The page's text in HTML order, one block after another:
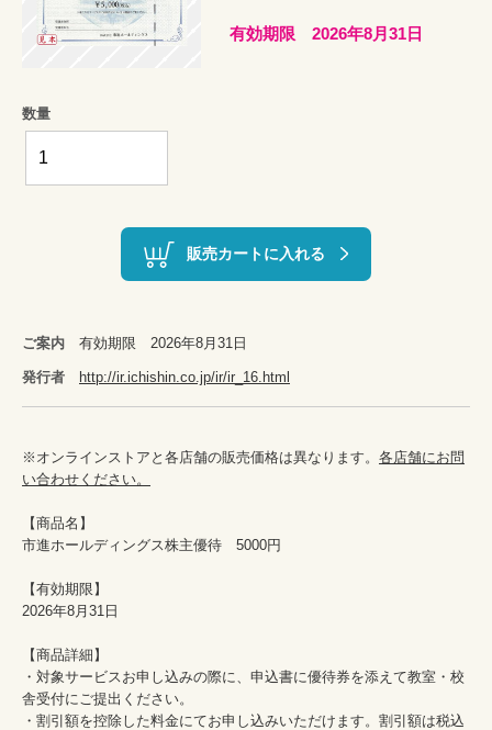
有効期限 2026年8月31日
数量
販売カートに入れる
ご案内 有効期限 2026年8月31日
発行者 http://ir.ichishin.co.jp/ir/ir_16.html
※オンラインストアと各店舗の販売価格は異なります。 各店舗にお問
い合わせください。
【商品名】
市進ホールディングス株主優待　5000円
【有効期限】
2026年8月31日
【商品詳細】
・対象サービスお申し込みの際に、申込書に優待券を添えて教室・校
舎受付にご提出ください。
・割引額を控除した料金にてお申し込みいただけます。割引額は税込